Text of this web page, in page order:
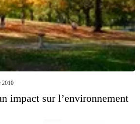
2010
impact sur l’environnement